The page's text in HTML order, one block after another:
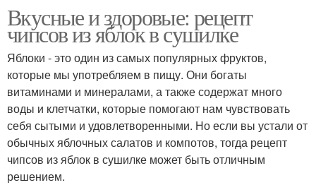
Вкусные и здоровые: рецепт
чипсов из яблок в сушилке
Яблоки - это один из самых популярных фруктов,
которые мы употребляем в пищу. Они богаты
витаминами и минералами, а также содержат много
воды и клетчатки, которые помогают нам чувствовать
себя сытыми и удовлетворенными. Но если вы устали от
обычных яблочных салатов и компотов, тогда рецепт
чипсов из яблок в сушилке может быть отличным
решением.